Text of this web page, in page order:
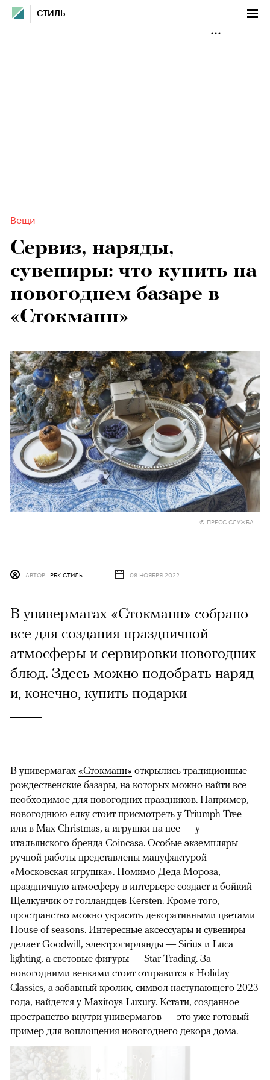
СТИЛЬ
Вещи
Сервиз, наряды,
сувениры: что купить на
новогоднем базаре в
«Стокманн»
© ПРЕСС-СЛУЖБА
АВТОР РБК СТИЛЬ 08 НОЯБРЯ 2022
В универмагах «Стокманн» собрано
все для создания праздничной
атмосферы и сервировки новогодних
блюд. Здесь можно подобрать наряд
и, конечно, купить подарки
В универмагах «Стокманн» открылись традиционные
рождественские базары, на которых можно найти все
необходимое для новогодних праздников. Например,
новогоднюю елку стоит присмотреть у Triumph Tree
или в Max Christmas, а игрушки на нее — у
итальянского бренда Coincasa. Особые экземпляры
ручной работы представлены мануфактурой
«Московская игрушка». Помимо Деда Мороза,
праздничную атмосферу в интерьере создаст и бойкий
Щелкунчик от голландцев Kersten. Кроме того,
пространство можно украсить декоративными цветами
House of seasons. Интересные аксессуары и сувениры
делает Goodwill, электрогирлянды — Sirius и Luca
lighting, а световые фигуры — Star Trading. За
новогодними венками стоит отправится к Holiday
Classics, а забавный кролик, символ наступающего 2023
года, найдется у Maxitoys Luxury. Кстати, созданное
пространство внутри универмагов — это уже готовый
пример для воплощения новогоднего декора дома.